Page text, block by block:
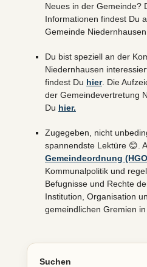
Neues in der Gemeinde?
Informationen findest Du
Gemeinde Niedernhausen.
Du bist speziell an der
Niedernhausen
findest Du hier. Die
der Gemeindevertretung
Du hier.
Zugegeben, nicht
spannendste Lektüre 😊.
Gemeindeordnung
Kommunalpolitik und
Befugnisse und Rechte
Institution, Organisation
gemeindlichen Gremien in
Suchen